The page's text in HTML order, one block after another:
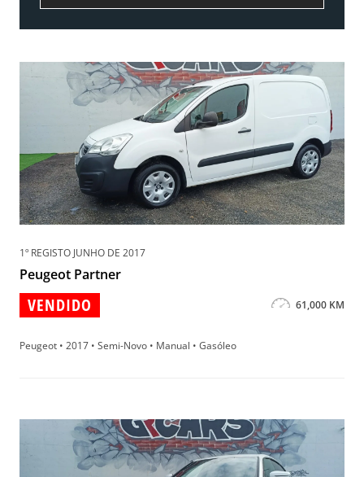
1º REGISTO JUNHO DE 2017
Peugeot Partner
VENDIDO 61,000 KM
Peugeot • 2017 • Semi-Novo • Manual • Gasóleo